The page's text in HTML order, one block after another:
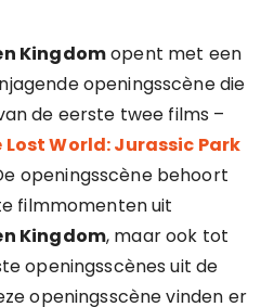
Kingdomopent met een
openingsscène die
de eerste twee films –
Lost World: Jurassic Park
openingsscène behoort
filmmomenten uit
Kingdom, maar ook tot
openingsscènes uit de
openingsscène vinden er